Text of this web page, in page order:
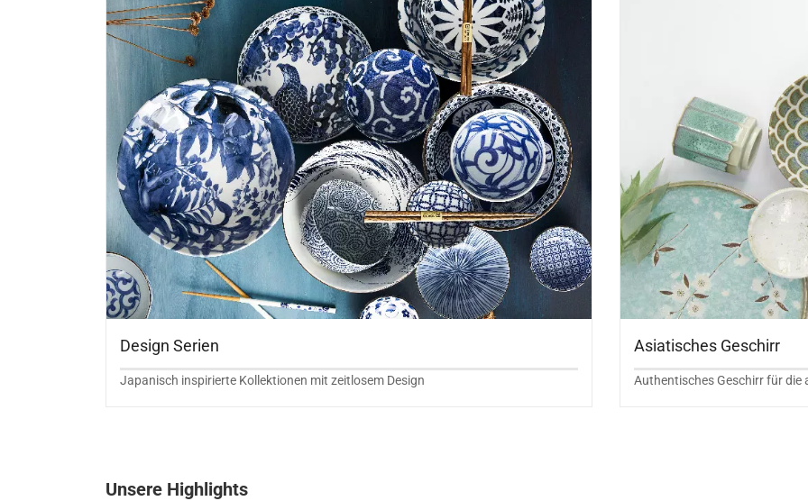
Design Serien
Japanisch inspirierte Kollektionen mit zeitlosem Design
Asiatisches Geschirr
Authentisches Geschirr für die
Unsere Highlights